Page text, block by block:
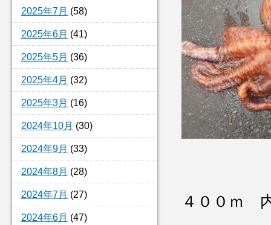
2025年7月 (58)
2025年6月 (41)
2025年5月 (36)
2025年4月 (32)
2025年3月 (16)
2024年10月 (30)
2024年9月 (33)
2024年8月 (28)
2024年7月 (27)
2024年6月 (47)
４００ｍ